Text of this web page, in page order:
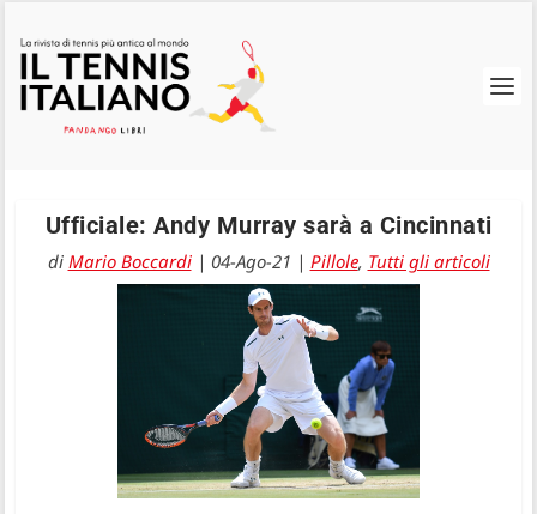
Ufficiale: Andy Murray sarà a Cincinnati
di Mario Boccardi| 04-Ago-21 | Pillole, Tutti gli articoli